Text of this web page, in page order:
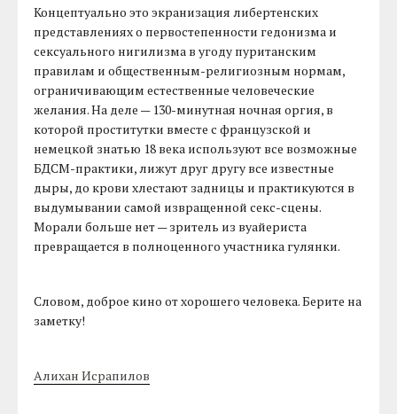
Концептуально это экранизация либертенских
представлениях о первостепенности гедонизма и
сексуального нигилизма в угоду пуританским
правилам и общественным-религиозным нормам,
ограничивающим естественные человеческие
желания. На деле — 130-минутная ночная оргия, в
которой проститутки вместе с французской и
немецкой знатью 18 века используют все возможные
БДСМ-практики, лижут друг другу все известные
дыры, до крови хлестают задницы и практикуются в
выдумывании самой извращенной секс-сцены.
Морали больше нет — зритель из вуайериста
превращается в полноценного участника гулянки.
Словом, доброе кино от хорошего человека. Берите на
заметку!
Алихан Исрапилов